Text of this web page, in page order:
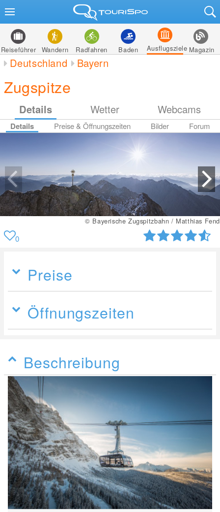
Reiseführer Wandern Radfahren Baden Ausflugsziele Magazin
Deutschland Bayern
Zugspitze
Details Wetter Webcams
Details Preise & Öffnungszeiten Bilder Forum
© Bayerische Zugspitzbahn / Matthias Fend
0
Preise
Öffnungszeiten
Beschreibung